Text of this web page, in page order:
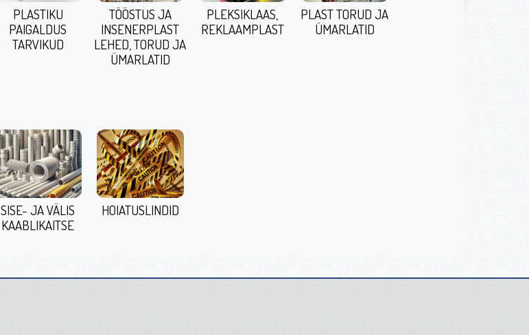
PLASTIKU
PAIGALDUS
TARVIKUD
TÖÖSTUS JA
INSENERPLAST
LEHED, TORUD JA
ÜMARLATID
PLEKSIKLAAS,
REKLAAMPLAST
PLAST TORUD JA
ÜMARLATID
SISE- JA VÄLIS
KAABLIKAITSE
HOIATUSLINDID